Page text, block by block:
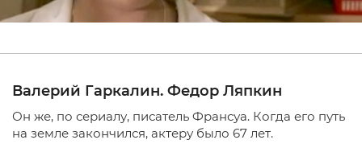
Валерий Гаркалин. Федор Ляпкин
Он же, по сериалу, писатель Франсуа. Когда его путь
на земле закончился, актеру было 67 лет.